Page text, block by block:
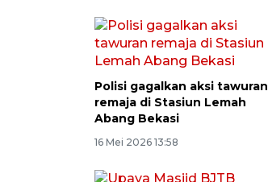
Polisi gagalkan aksi tawuran
remaja di Stasiun Lemah
Abang Bekasi
16 Mei 2026 13:58